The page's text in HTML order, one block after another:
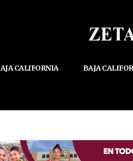
CALIFORNIA BAJA